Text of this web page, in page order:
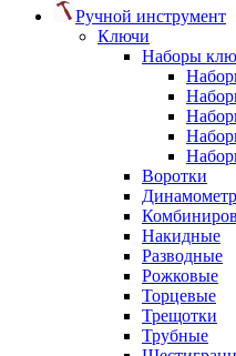
Ручной инструмент
Ключи
Наборы
Воротки
Накидные
Разводные
Рожковые
Торцевые
Трещотки
Трубные